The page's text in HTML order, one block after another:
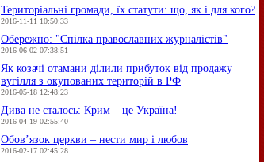
Територіальні громади, їх статути: що, як і для кого?
2016-11-11 10:50:33
Обережно: "Спілка православних журналістів"
2016-06-02 07:38:51
Як козачі отамани ділили прибуток від продажу
вугілля з окупованих територій в РФ
2016-05-18 12:48:23
Дива не сталось: Крим – це Україна!
2016-04-19 02:55:40
Обов’язок церкви – нести мир і любов
2016-02-17 02:45:28